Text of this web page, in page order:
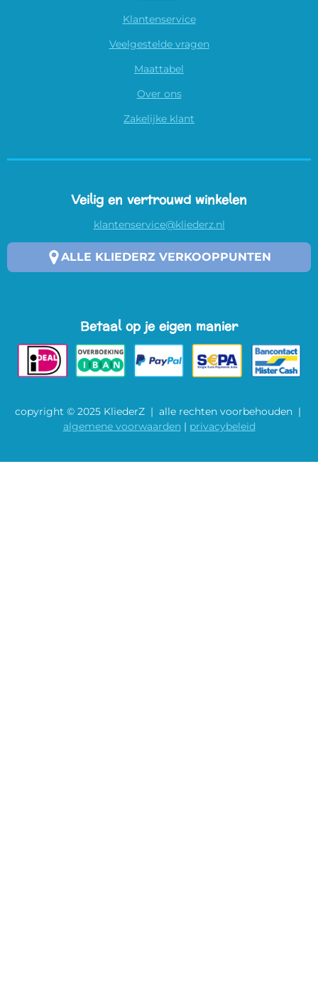
Klantenservice
Veelgestelde vragen
Maattabel
Over ons
Zakelijke klant
Veilig en vertrouwd winkelen
klantenservice@kliederz.nl
ALLE KLIEDERZ VERKOOPPUNTEN
Betaal op je eigen manier
copyright © 2025 KliederZ | alle rechten voorbehouden |
algemene voorwaarden | privacybeleid